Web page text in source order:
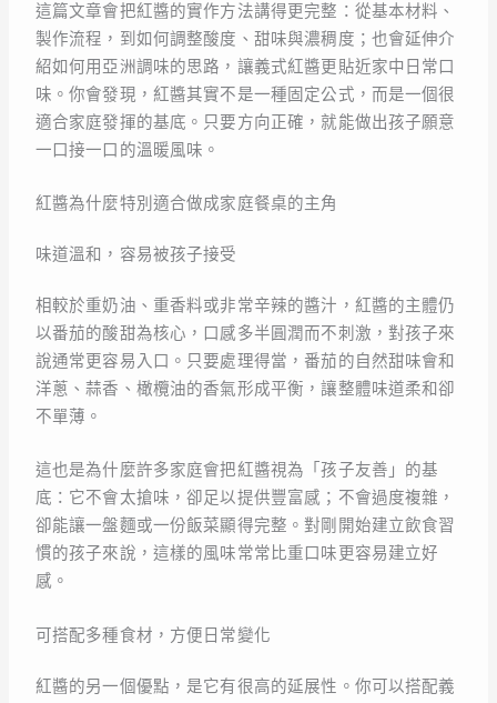
這篇文章會把紅醬的實作方法講得更完整：從基本材料、
製作流程，到如何調整酸度、甜味與濃稠度；也會延伸介
紹如何用亞洲調味的思路，讓義式紅醬更貼近家中日常口
味。你會發現，紅醬其實不是一種固定公式，而是一個很
適合家庭發揮的基底。只要方向正確，就能做出孩子願意
一口接一口的溫暖風味。
紅醬為什麼特別適合做成家庭餐桌的主角
味道溫和，容易被孩子接受
相較於重奶油、重香料或非常辛辣的醬汁，紅醬的主體仍
以番茄的酸甜為核心，口感多半圓潤而不刺激，對孩子來
說通常更容易入口。只要處理得當，番茄的自然甜味會和
洋蔥、蒜香、橄欖油的香氣形成平衡，讓整體味道柔和卻
不單薄。
這也是為什麼許多家庭會把紅醬視為「孩子友善」的基
底：它不會太搶味，卻足以提供豐富感；不會過度複雜，
卻能讓一盤麵或一份飯菜顯得完整。對剛開始建立飲食習
慣的孩子來說，這樣的風味常常比重口味更容易建立好
感。
可搭配多種食材，方便日常變化
紅醬的另一個優點，是它有很高的延展性。你可以搭配義